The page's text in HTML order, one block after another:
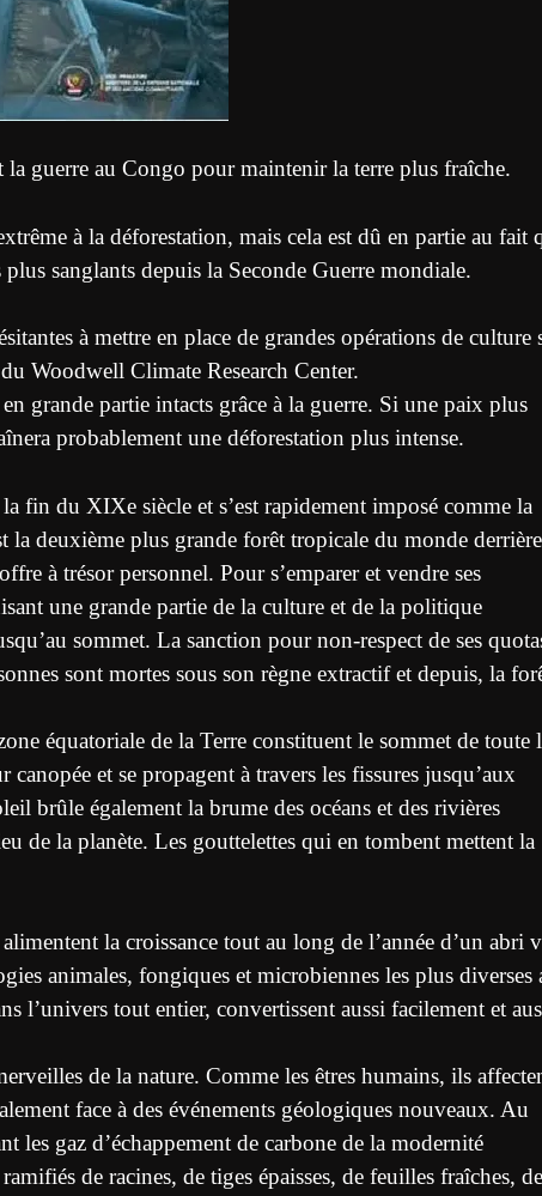
guerre au Congo pour maintenir la terre plus fraîche.
à la déforestation, mais cela est dû en partie au fait
sanglants depuis la Seconde Guerre mondiale.
à mettre en place de grandes opérations de culture
Woodwell Climate Research Center.
grande partie intacts grâce à la guerre. Si une paix plus
probablement une déforestation plus intense.
fin du XIXe siècle et s’est rapidement imposé comme la
deuxième plus grande forêt tropicale du monde derrière
à trésor personnel. Pour s’emparer et vendre ses
une grande partie de la culture et de la politique
sommet. La sanction pour non-respect de ses
sont mortes sous son règne extractif et depuis, la
équatoriale de la Terre constituent le sommet de toute
et se propagent à travers les fissures jusqu’aux
brûle également la brume des océans et des rivières
de la planète. Les gouttelettes qui en tombent mettent la
la croissance tout au long de l’année d’un abri
animales, fongiques et microbiennes les plus diverses
l’univers tout entier, convertissent aussi facilement et
de la nature. Comme les êtres humains, ils
face à des événements géologiques nouveaux. Au
les gaz d’échappement de carbone de la modernité
de racines, de tiges épaisses, de feuilles fraîches, de